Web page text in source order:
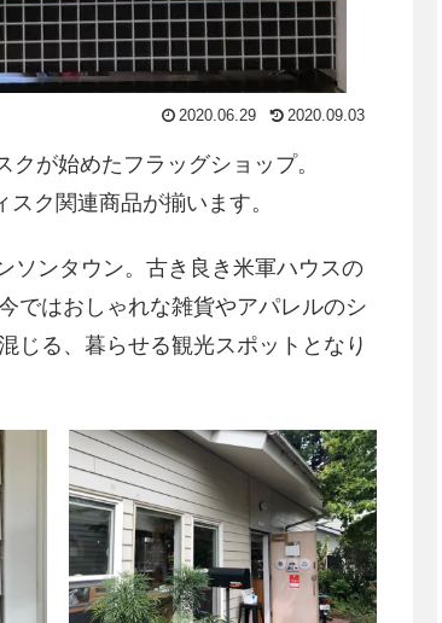
2020.06.29 2020.09.03
が始めたフラッグショップ。
ク関連商品が揃います。
ソンタウン。古き良き米軍ハウスの
ではおしゃれな雑貨やアパレルのシ
じる、暮らせる観光スポットとなり